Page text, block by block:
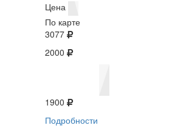
Цена
По карте
3077
2000
1900
Подробности